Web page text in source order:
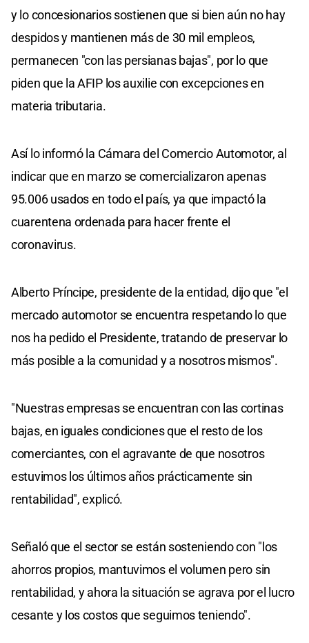
y lo concesionarios sostienen que si bien aún no hay
despidos y mantienen más de 30 mil empleos,
permanecen "con las persianas bajas", por lo que
piden que la AFIP los auxilie con excepciones en
materia tributaria.
Así lo informó la Cámara del Comercio Automotor, al
indicar que en marzo se comercializaron apenas
95.006 usados en todo el país, ya que impactó la
cuarentena ordenada para hacer frente el
coronavirus.
Alberto Príncipe, presidente de la entidad, dijo que "el
mercado automotor se encuentra respetando lo que
nos ha pedido el Presidente, tratando de preservar lo
más posible a la comunidad y a nosotros mismos".
"Nuestras empresas se encuentran con las cortinas
bajas, en iguales condiciones que el resto de los
comerciantes, con el agravante de que nosotros
estuvimos los últimos años prácticamente sin
rentabilidad", explicó.
Señaló que el sector se están sosteniendo con "los
ahorros propios, mantuvimos el volumen pero sin
rentabilidad, y ahora la situación se agrava por el lucro
cesante y los costos que seguimos teniendo".